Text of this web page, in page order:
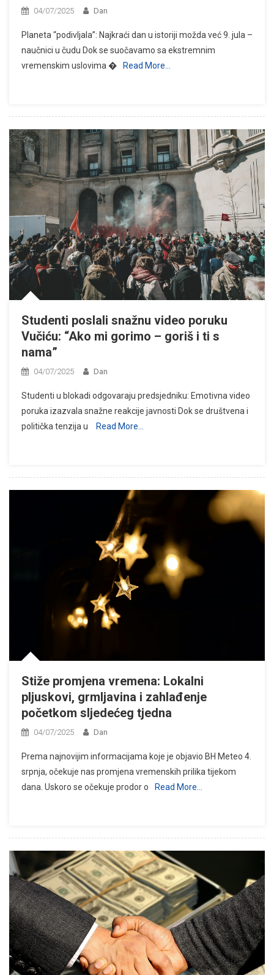
04/07/2025 Dan
Planeta “podivljala”: Najkraći dan u istoriji možda već 9. jula –
naučnici u čudu Dok se suočavamo sa ekstremnim
vremenskim uslovima �
Read More…
Studenti poslali snažnu video poruku
Vučiću: “Ako mi gorimo – goriš i ti s
nama”
04/07/2025 Dan
Studenti u blokadi odgovaraju predsjedniku: Emotivna video
poruka izazvala snažne reakcije javnosti Dok se društvena i
politička tenzija u
Read More…
Stiže promjena vremena: Lokalni
pljuskovi, grmljavina i zahlađenje
početkom sljedećeg tjedna
04/07/2025 Dan
Prema najnovijim informacijama koje je objavio BH Meteo 4.
srpnja, očekuje nas promjena vremenskih prilika tijekom
dana. Uskoro se očekuje prodor o
Read More…